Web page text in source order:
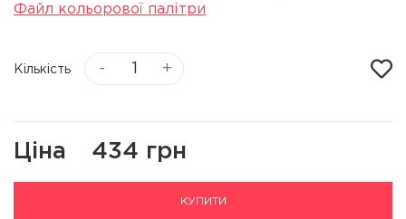
Файл кольорової палітри
Кількість - +
Ціна 434 грн
КУПИТИ